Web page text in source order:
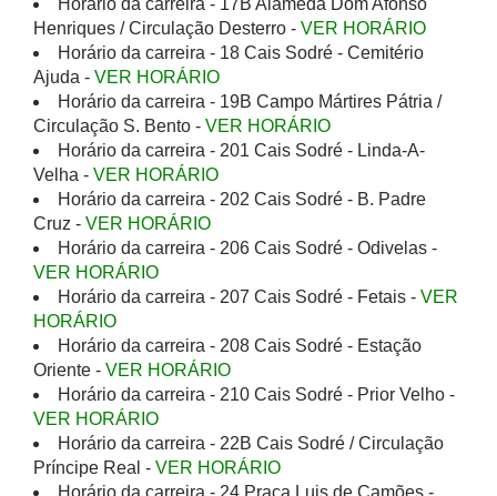
Horário da carreira - 17B Alameda Dom Afonso
Henriques / Circulação Desterro - VER HORÁRIO
Horário da carreira - 18 Cais Sodré - Cemitério
Ajuda - VER HORÁRIO
Horário da carreira - 19B Campo Mártires Pátria /
Circulação S. Bento - VER HORÁRIO
Horário da carreira - 201 Cais Sodré - Linda-A-
Velha - VER HORÁRIO
Horário da carreira - 202 Cais Sodré - B. Padre
Cruz - VER HORÁRIO
Horário da carreira - 206 Cais Sodré - Odivelas -
VER HORÁRIO
Horário da carreira - 207 Cais Sodré - Fetais - VER
HORÁRIO
Horário da carreira - 208 Cais Sodré - Estação
Oriente - VER HORÁRIO
Horário da carreira - 210 Cais Sodré - Prior Velho -
VER HORÁRIO
Horário da carreira - 22B Cais Sodré / Circulação
Príncipe Real - VER HORÁRIO
Horário da carreira - 24 Praça Luis de Camões -